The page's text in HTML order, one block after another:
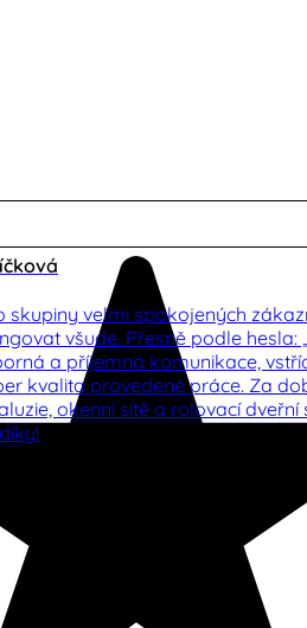
skupiny velmi spokojených
všude. Přesně podle hesla:
a příjemná komunikace,
kvalita provedené práce. Za
okenní sítě a rolovací dveřní